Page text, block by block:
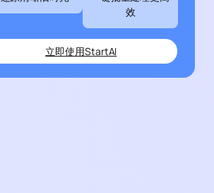
效
立即使用StartAI